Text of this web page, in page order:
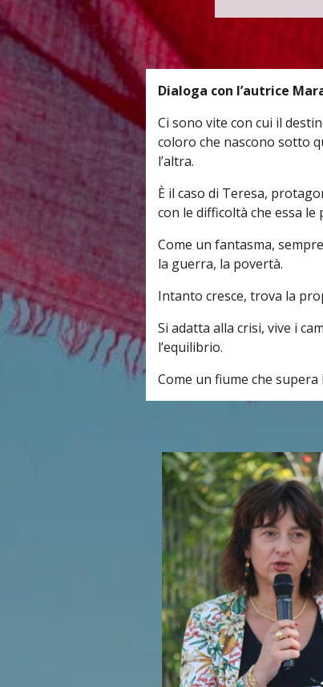
Dialoga con l’autrice
Ci sono vite con cui il
coloro che nascono sotto
l’altra.
È il caso di Teresa,
con le difficoltà che essa le
Come un fantasma,
la guerra, la povertà.
Intanto cresce, trova la
Si adatta alla crisi, vive i
l’equilibrio.
Come un fiume che